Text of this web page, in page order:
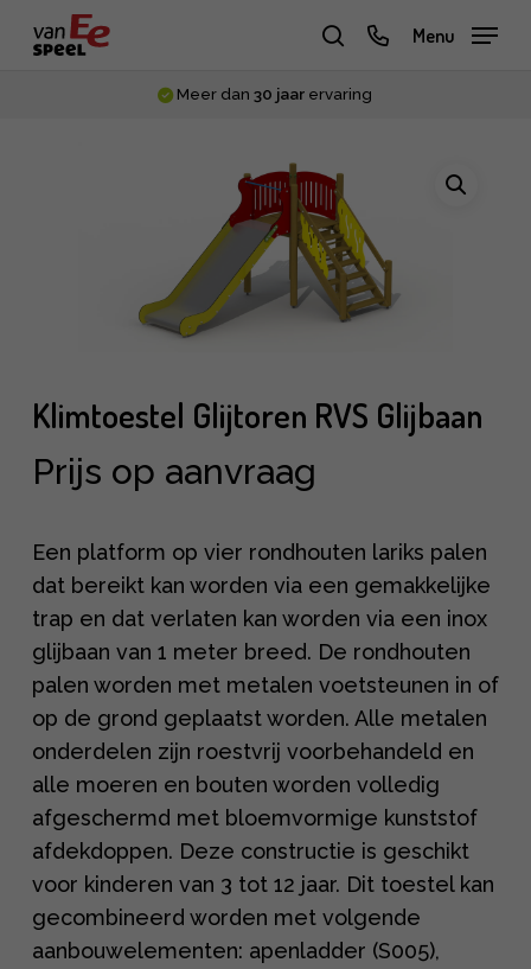
zoeken
phone
Menu
Meer dan30 jaar ervaring
Klimtoestel Glijtoren RVS Glijbaan
Prijs op aanvraag
Een platform op vier rondhouten lariks palen
dat bereikt kan worden via een gemakkelijke
trap en dat verlaten kan worden via een inox
glijbaan van 1 meter breed. De rondhouten
palen worden met metalen voetsteunen in of
op de grond geplaatst worden. Alle metalen
onderdelen zijn roestvrij voorbehandeld en
alle moeren en bouten worden volledig
afgeschermd met bloemvormige kunststof
afdekdoppen. Deze constructie is geschikt
voor kinderen van 3 tot 12 jaar. Dit toestel kan
gecombineerd worden met volgende
aanbouwelementen: apenladder (S005),